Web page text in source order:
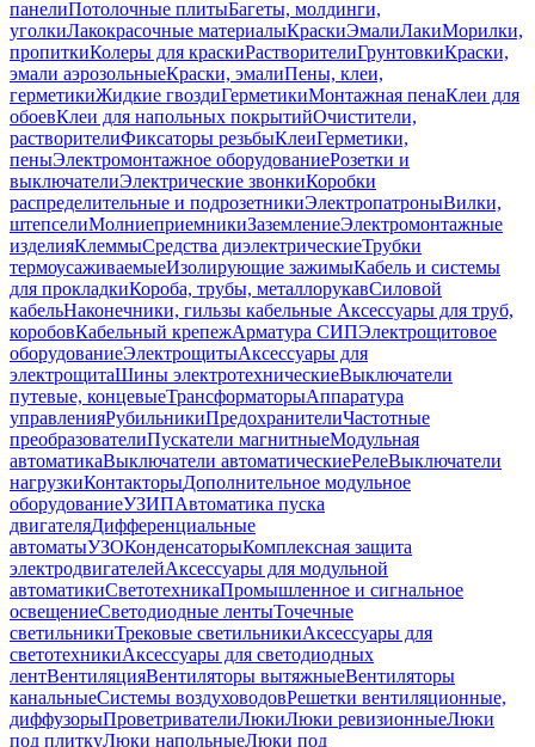
панелиПотолочные плитыБагеты, молдинги,
уголкиЛакокрасочные материалыКраскиЭмалиЛакиМорилки,
пропиткиКолеры для краскиРастворителиГрунтовкиКраски,
эмали аэрозольныеКраски, эмалиПены, клеи,
герметикиЖидкие гвоздиГерметикиМонтажная пенаКлеи для
обоевКлеи для напольных покрытийОчистители,
растворителиФиксаторы резьбыКлеиГерметики,
пеныЭлектромонтажное оборудованиеРозетки и
выключателиЭлектрические звонкиКоробки
распределительные и подрозетникиЭлектропатроныВилки,
штепселиМолниеприемникиЗаземлениеЭлектромонтажные
изделияКлеммыСредства диэлектрическиеТрубки
термоусаживаемыеИзолирующие зажимыКабель и системы
для прокладкиКороба, трубы, металлорукавСиловой
кабельНаконечники, гильзы кабельные Аксессуары для труб,
коробовКабельный крепежАрматура СИПЭлектрощитовое
оборудованиеЭлектрощитыАксессуары для
электрощитаШины электротехническиеВыключатели
путевые, концевыеТрансформаторыАппаратура
управленияРубильникиПредохранителиЧастотные
преобразователиПускатели магнитныеМодульная
автоматикаВыключатели автоматическиеРелеВыключатели
нагрузкиКонтакторыДополнительное модульное
оборудованиеУЗИПАвтоматика пуска
двигателяДифференциальные
автоматыУЗОКонденсаторыКомплексная защита
электродвигателейАксессуары для модульной
автоматикиСветотехникаПромышленное и сигнальное
освещениеСветодиодные лентыТочечные
светильникиТрековые светильникиАксессуары для
светотехникиАксессуары для светодиодных
лентВентиляцияВентиляторы вытяжныеВентиляторы
канальныеСистемы воздуховодовРешетки вентиляционные,
диффузорыПроветривателиЛюкиЛюки ревизионныеЛюки
под плиткуЛюки напольныеЛюки под